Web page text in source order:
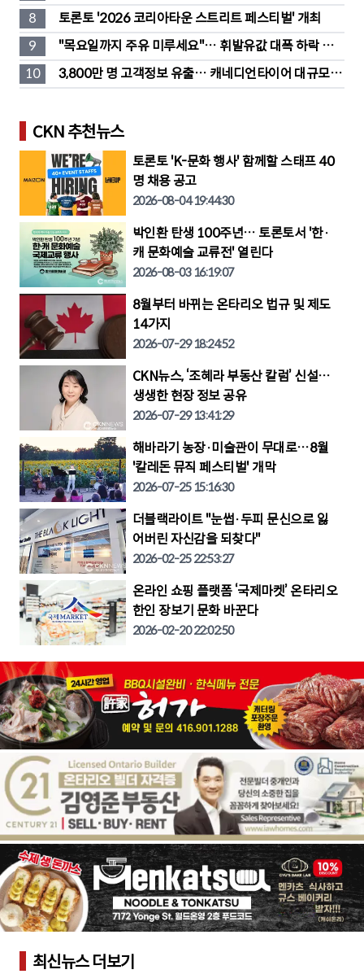
훔친 물건 재유통
8
토론토 '2026 코리아타운 스트리트 페스티벌' 개최
9
"목요일까지 주유 미루세요"… 휘발유값 대폭 하락 예
고
10
3,800만 명 고객정보 유출… 캐네디언타이어 대규모 집
단소송 직면
CKN 추천뉴스
토론토 'K-문화 행사' 함께할 스태프 40
명 채용 공고
2026-08-04 19:44:30
박인환 탄생 100주년… 토론토서 '한·
캐 문화예술 교류전' 열린다
2026-08-03 16:19:07
8월부터 바뀌는 온타리오 법규 및 제도
14가지
2026-07-29 18:24:52
CKN뉴스, ‘조혜라 부동산 칼럼’ 신설…
생생한 현장 정보 공유
2026-07-29 13:41:29
해바라기 농장·미술관이 무대로…8월
'칼레돈 뮤직 페스티벌' 개막
2026-07-25 15:16:30
더블랙라이트 "눈썹·두피 문신으로 잃
어버린 자신감을 되찾다"
2026-02-25 22:53:27
온라인 쇼핑 플랫폼 ‘국제마켓’ 온타리오
한인 장보기 문화 바꾼다
2026-02-20 22:02:50
최신뉴스 더보기